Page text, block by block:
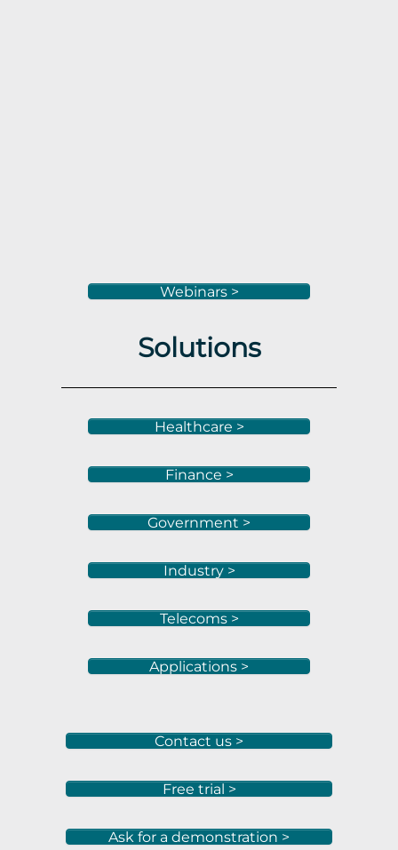
Webinars >
Solutions
Healthcare >
Finance >
Government >
Industry >
Telecoms >
Applications >
Contact us >
Free trial >
Ask for a demonstration >